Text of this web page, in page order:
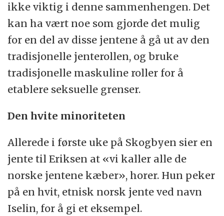
ikke viktig i denne sammenhengen. Det
kan ha vært noe som gjorde det mulig
for en del av disse jentene å gå ut av den
tradisjonelle jenterollen, og bruke
tradisjonelle maskuline roller for å
etablere seksuelle grenser.
Den hvite minoriteten
Allerede i første uke på Skogbyen sier en
jente til Eriksen at «vi kaller alle de
norske jentene kæber», horer. Hun peker
på en hvit, etnisk norsk jente ved navn
Iselin, for å gi et eksempel.